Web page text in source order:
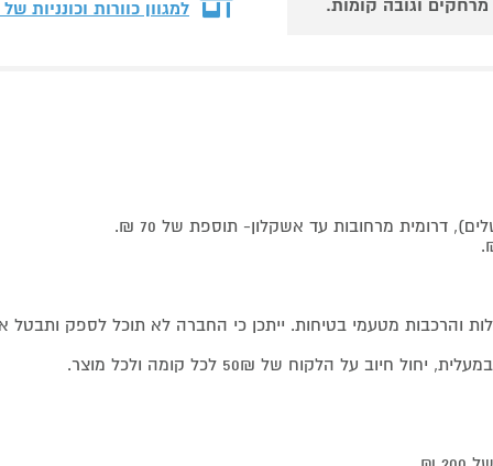
מרחקים וגובה קומות.
למגוון כוורות וכונניות
דרומית מרחובות עד אשקלון- תוספת של 70 ₪.
והרכבות מטעמי בטיחות. ייתכן כי החברה לא תוכל לספק